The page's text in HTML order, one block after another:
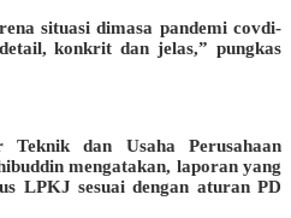
situasi dimasa pandemi covdi-
konkrit dan jelas,” pungkas
dan Usaha Perusahaan
mengatakan, laporan yang
LPKJ sesuai dengan aturan PD